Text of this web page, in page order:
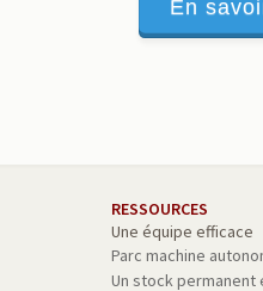
En
RESSOURCES
Une équipe efficace
Parc machine
Un stock